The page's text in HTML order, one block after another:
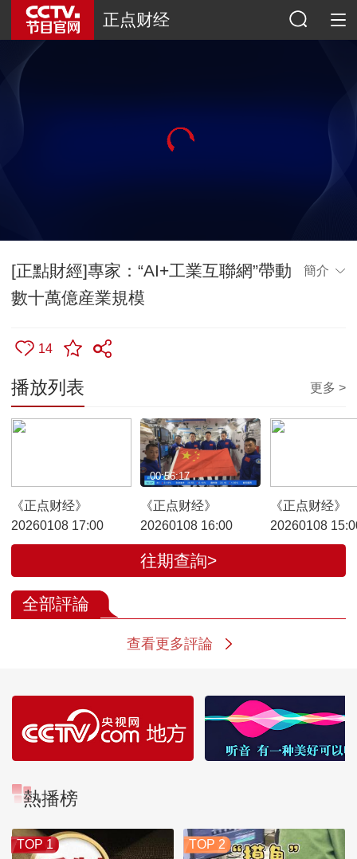
正点财经
[正點財經]專家：“AI+工業互聯網”帶動
數十萬億産業規模
簡介
14
播放列表 更多 >
《正点财经》
20260108 17:00
《正点财经》
20260108 16:00
00:56:17
《正点财经》
20260108
往期查詢>
全部評論
查看更多評論
熱播榜
TOP 1 TOP 2